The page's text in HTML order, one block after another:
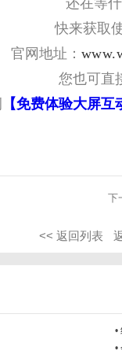
快来获取
官网地址：
您也可直
【免费体验大屏互
下
<< 返回列表
•
•